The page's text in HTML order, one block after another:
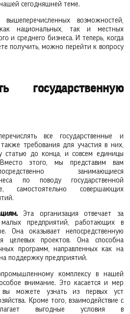
сегодняшней теме.
возможностей,
национальных, так и местных
и среднего бизнеса. И теперь, когда
получить, можно перейти к вопросу
государственную
все государственные и
требования для участия в них,
до конца, и совсем единицы
этого, мы представим вам
занимающиеся
по поводу государственной
совершающих
Эта организация отвечает за
предприятий, работающих в
Она оказывает непосредственную
целевых проектов. Она способна
программ, направленных как на
поддержку предприятий.
комплексу в нашей
внимание. Это касается и мер
можете узнать из первых уст
Кроме того, взаимодействие с
выгодные условия в